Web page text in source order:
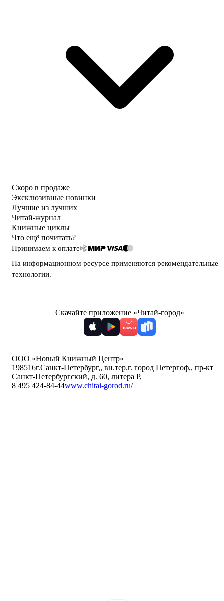
Скоро в продаже
Эксклюзивные новинки
Лучшие из лучших
Читай-журнал
Книжные циклы
Что ещё почитать?
Принимаем к оплате
На информационном ресурсе применяются рекомендательные
технологии.
Скачайте приложение «Читай-город»
ООО «Новый Книжный Центр»
198516г.Санкт-Петербург,, вн.тер.г. город Петергоф,, пр-кт
Санкт-Петербургский, д. 60, литера Р,
8 495 424-84-44www.chitai-gorod.ru/